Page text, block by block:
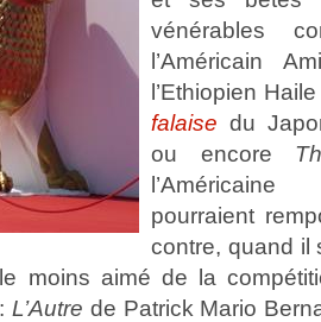
vénérables
l’Américain
l’Ethiopien
falaise du
ou encore
pourraient
contre, quand il
moins aimé de la
:L’Autre de Patrick Mario